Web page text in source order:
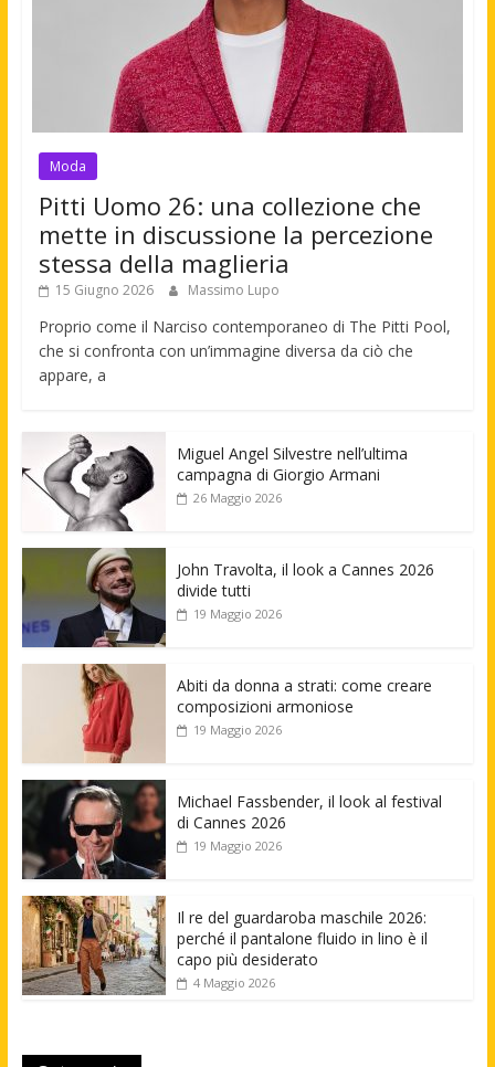
Moda
Pitti Uomo 26: una collezione che
mette in discussione la percezione
stessa della maglieria
15 Giugno 2026 Massimo Lupo
Proprio come il Narciso contemporaneo di The Pitti Pool,
che si confronta con un’immagine diversa da ciò che
appare, a
Miguel Angel Silvestre nell’ultima
campagna di Giorgio Armani
26 Maggio 2026
John Travolta, il look a Cannes 2026
divide tutti
19 Maggio 2026
Abiti da donna a strati: come creare
composizioni armoniose
19 Maggio 2026
Michael Fassbender, il look al festival
di Cannes 2026
19 Maggio 2026
Il re del guardaroba maschile 2026:
perché il pantalone fluido in lino è il
capo più desiderato
4 Maggio 2026